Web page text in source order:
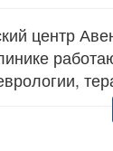
центр